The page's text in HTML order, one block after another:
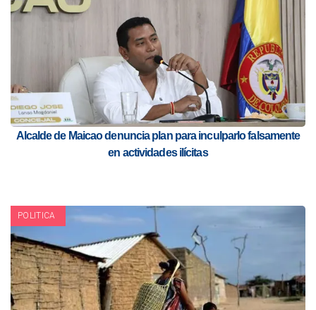
Alcalde de Maicao denuncia plan para inculparlo falsamente
en actividades ilícitas
POLITICA